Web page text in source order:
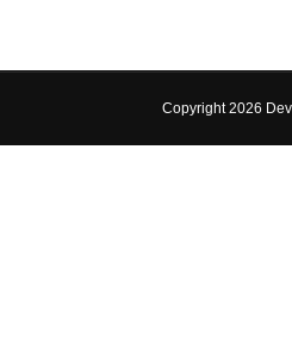
Copyright 2026